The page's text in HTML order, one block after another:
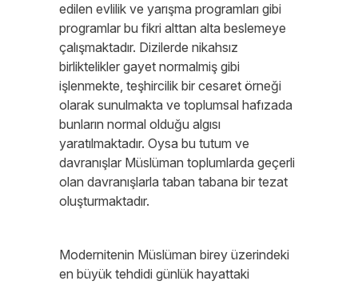
edilen evlilik ve yarışma programları gibi
programlar bu fikri alttan alta beslemeye
çalışmaktadır. Dizilerde nikahsız
birliktelikler gayet normalmiş gibi
işlenmekte, teşhircilik bir cesaret örneği
olarak sunulmakta ve toplumsal hafızada
bunların normal olduğu algısı
yaratılmaktadır. Oysa bu tutum ve
davranışlar Müslüman toplumlarda geçerli
olan davranışlarla taban tabana bir tezat
oluşturmaktadır.
Modernitenin Müslüman birey üzerindeki
en büyük tehdidi günlük hayattaki